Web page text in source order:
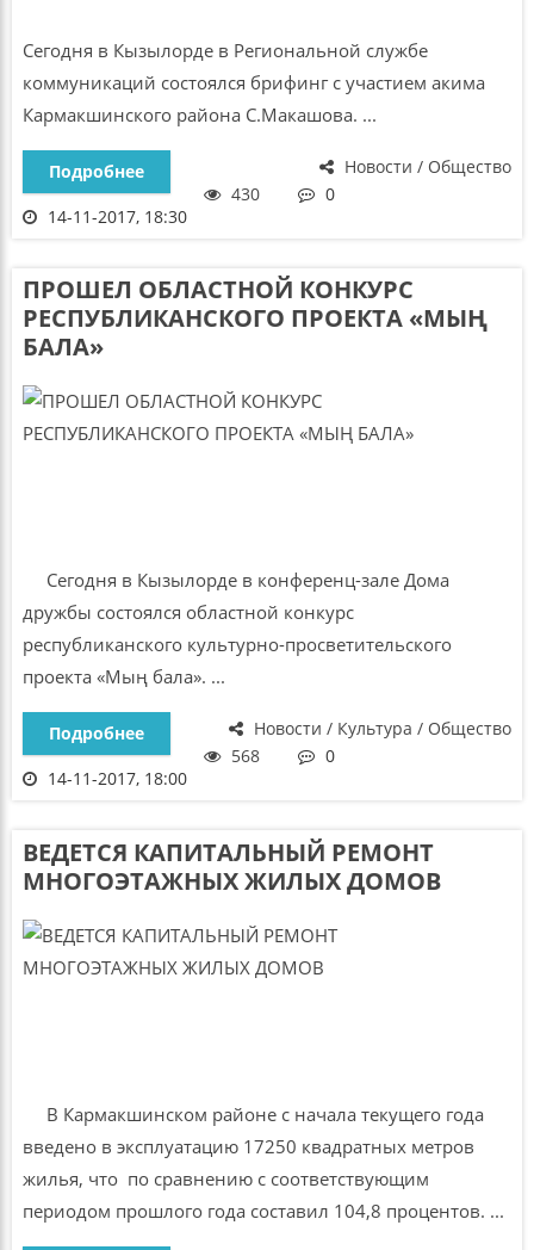
Сегодня в Кызылорде в Региональной службе
коммуникаций состоялся брифинг с участием акима
Кармакшинского района С.Макашова. ...
Новости / Общество
Подробнее
430
0
14-11-2017, 18:30
ПРОШЕЛ ОБЛАСТНОЙ КОНКУРС
РЕСПУБЛИКАНСКОГО ПРОЕКТА «МЫҢ
БАЛА»
Сегодня в Кызылорде в конференц-зале Дома
дружбы состоялся областной конкурс
республиканского культурно-просветительского
проекта «Мың бала». ...
Новости / Культура / Общество
Подробнее
568
0
14-11-2017, 18:00
ВЕДЕТСЯ КАПИТАЛЬНЫЙ РЕМОНТ
МНОГОЭТАЖНЫХ ЖИЛЫХ ДОМОВ
В Кармакшинском районе с начала текущего года
введено в эксплуатацию 17250 квадратных метров
жилья, что по сравнению с соответствующим
периодом прошлого года составил 104,8 процентов. ...